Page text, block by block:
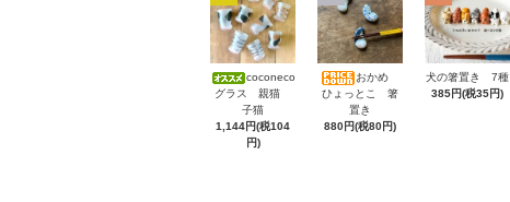
coconeco
グラス 親猫
子猫
1,144円(税104
円)
おかめ
ひょっとこ 箸
置き
880円(税80円)
犬の箸置き 7種
385円(税35円)